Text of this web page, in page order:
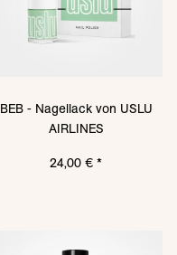
BEB - Nagellack von USLU
AIRLINES
24,00 € *